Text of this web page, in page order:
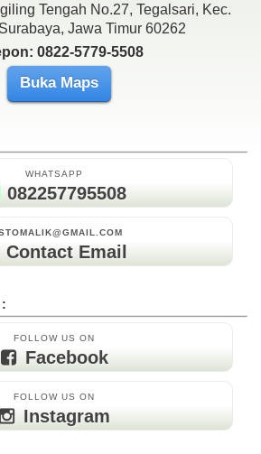
Tengah No.27, Tegalsari, Kec.
Jawa Timur 60262
0822-5779-5508
Buka Maps
WHATSAPP
082257795508
Contact Email
FOLLOW US ON
Facebook
FOLLOW US ON
Instagram